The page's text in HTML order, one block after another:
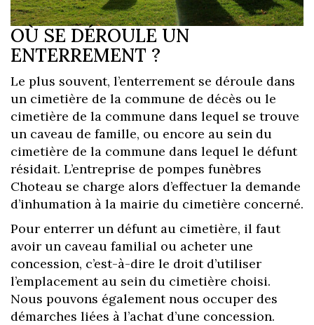
OÙ SE DÉROULE UN
ENTERREMENT ?
Le plus souvent, l’enterrement se déroule dans
un cimetière de la commune de décès ou le
cimetière de la commune dans lequel se trouve
un caveau de famille, ou encore au sein du
cimetière de la commune dans lequel le défunt
résidait. L’entreprise de pompes funèbres
Choteau se charge alors d’effectuer la demande
d’inhumation à la mairie du cimetière concerné.
Pour enterrer un défunt au cimetière, il faut
avoir un caveau familial ou acheter une
concession, c’est-à-dire le droit d’utiliser
l’emplacement au sein du cimetière choisi.
Nous pouvons également nous occuper des
démarches liées à l’achat d’une concession.